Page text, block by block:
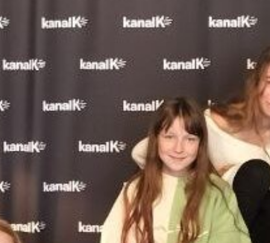
die Radiosendung «Kreativwelle» mit vier
selbstgemachten Hörspielen. Als Vorlage
für die Hörspiele diente jeweils ein
Bilderbuch. Die Skripte wurden von den
abgewandelt.
Entstanden sind eigene Versionen von
«Oma zu verkaufen» von Martin Baltscheit
und Thomas Wellmann (Kibitz Verlag), «Ei,
Ei, Ei! Die Maus hilft aus» von Lorenz Pauli
und Kathrin Schärer (Atlantis Verlag), «Die
grossen Spiele im Zoo» von Sophie
Schönwald und Günther Jakobs (Baumhaus